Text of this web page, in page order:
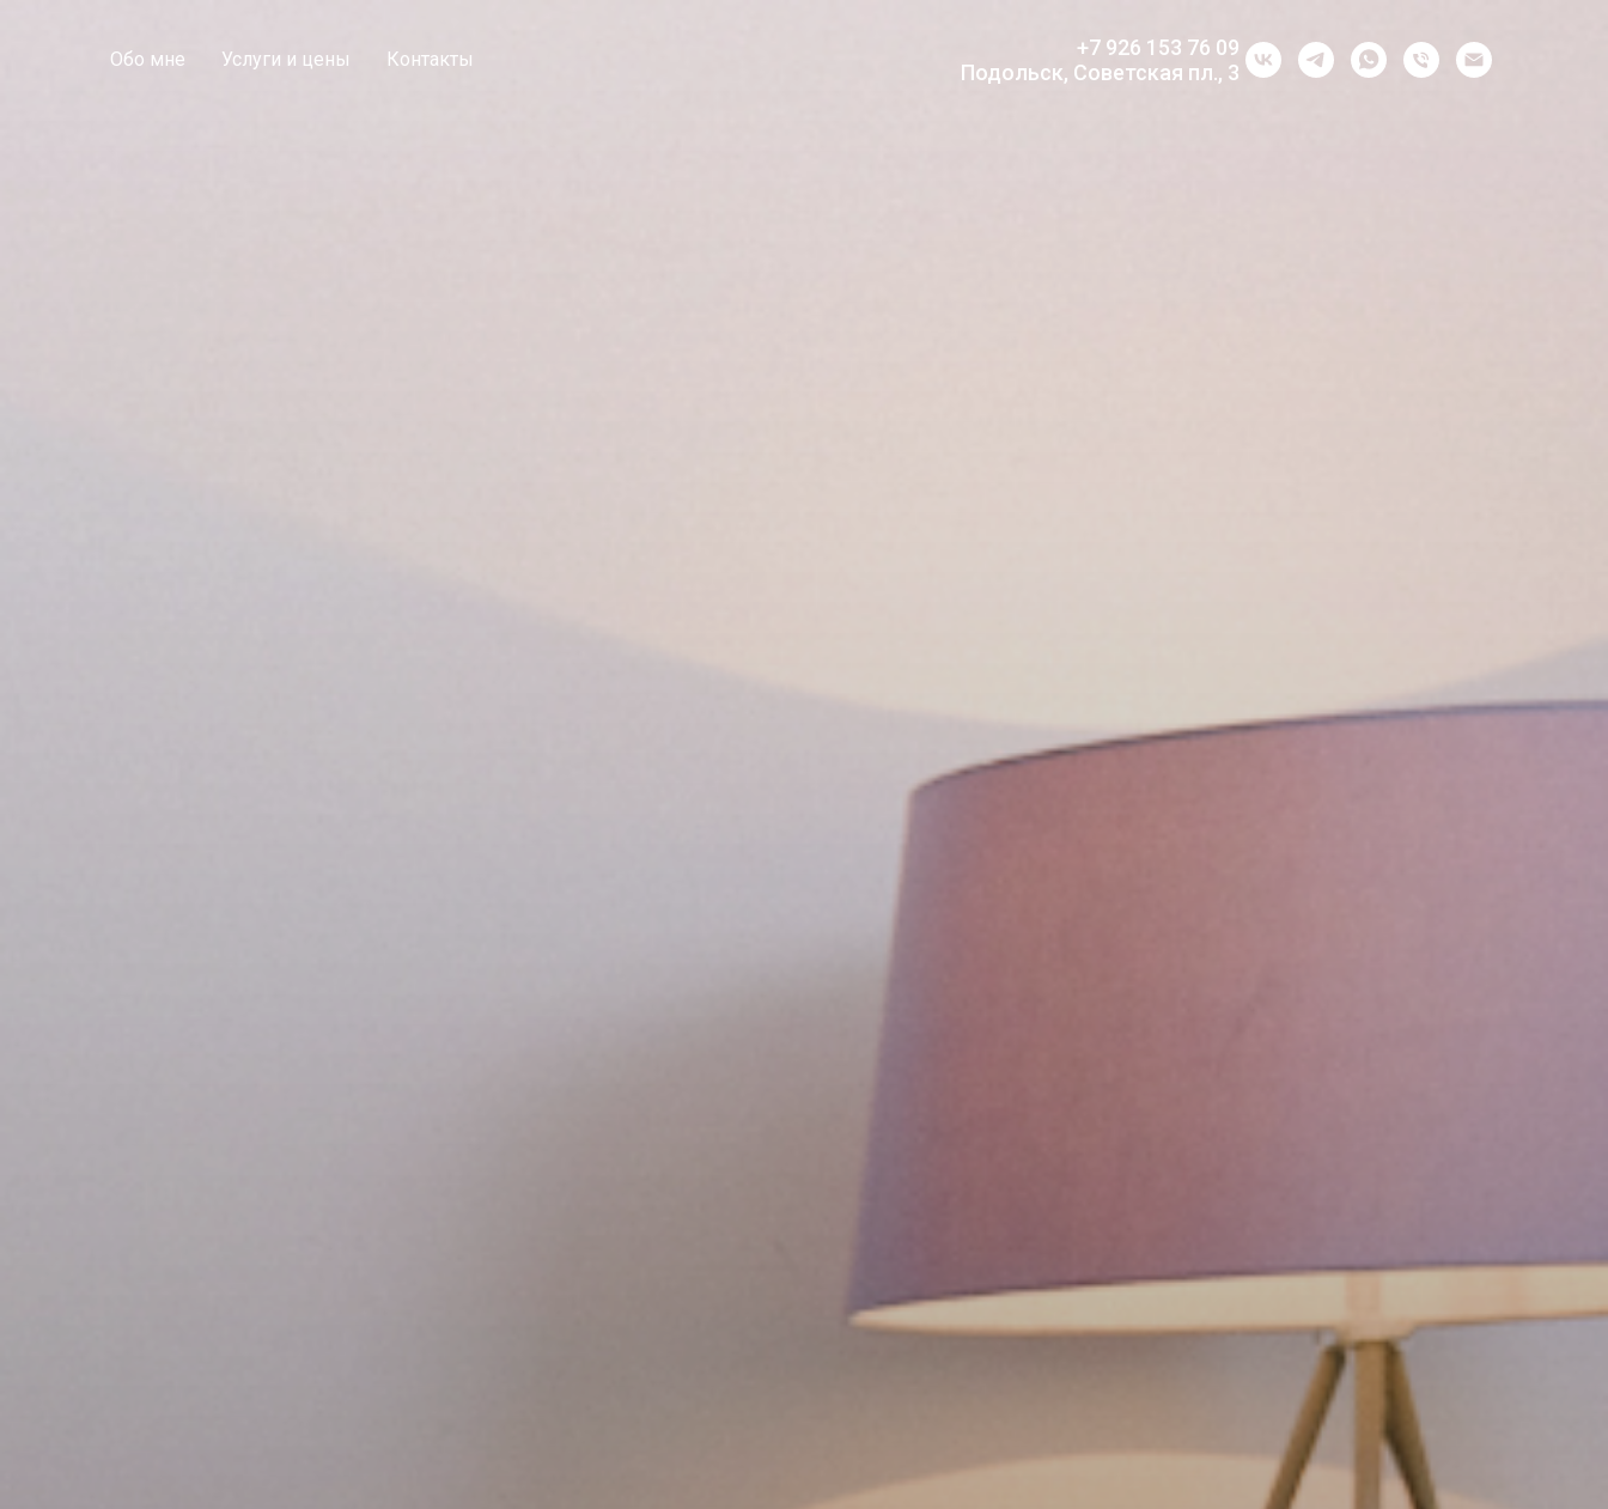
Обо мне Услуги и цены Контакты
+7 926 153 76 09
Подольск, Советская пл., 3